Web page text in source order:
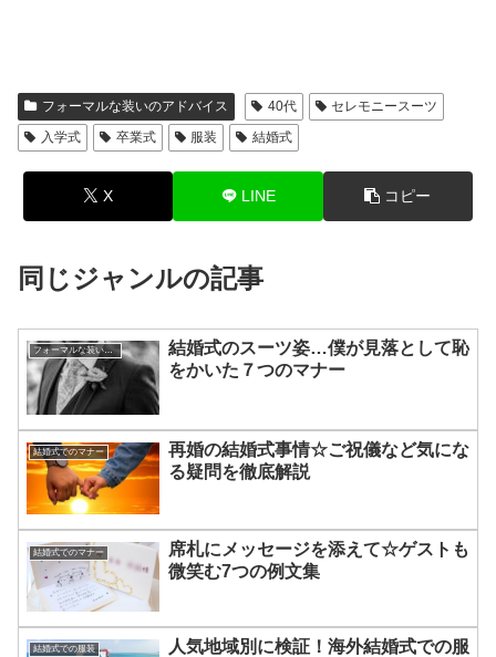
フォーマルな装いのアドバイス 40代
セレモニースーツ
入学式
卒業式 服装 結婚式
X LINE コピー
同じジャンルの記事
フォーマルな装いのアドバイス
結婚式のスーツ姿…僕が見落として恥
をかいた７つのマナー
結婚式でのマナー
再婚の結婚式事情☆ご祝儀など気にな
る疑問を徹底解説
結婚式でのマナー
席札にメッセージを添えて☆ゲストも
微笑む7つの例文集
結婚式での服装
人気地域別に検証！海外結婚式での服